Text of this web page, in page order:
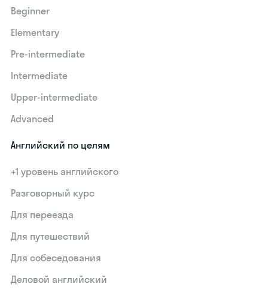
Beginner
Elementary
Pre-intermediate
Intermediate
Upper-intermediate
Advanced
Английский по целям
+1 уровень английского
Разговорный курс
Для переезда
Для путешествий
Для собеседования
Деловой английский